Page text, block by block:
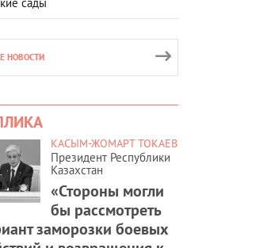
НОВОСТИ
КАСЫМ-ЖОМАРТ ТОКАЕВ
Президент Республики
Казахстан
«Стороны могли
бы рассмотреть
заморозки боевых